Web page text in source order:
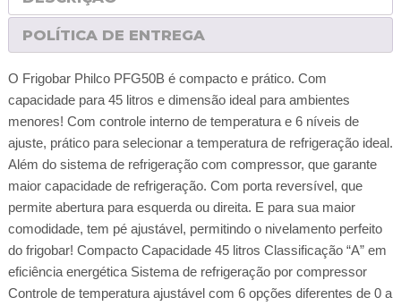
POLÍTICA DE ENTREGA
O Frigobar Philco PFG50B é compacto e prático. Com
capacidade para 45 litros e dimensão ideal para ambientes
menores! Com controle interno de temperatura e 6 níveis de
ajuste, prático para selecionar a temperatura de refrigeração ideal.
Além do sistema de refrigeração com compressor, que garante
maior capacidade de refrigeração. Com porta reversível, que
permite abertura para esquerda ou direita. E para sua maior
comodidade, tem pé ajustável, permitindo o nivelamento perfeito
do frigobar! Compacto Capacidade 45 litros Classificação “A” em
eficiência energética Sistema de refrigeração por compressor
Controle de temperatura ajustável com 6 opções diferentes de 0 a